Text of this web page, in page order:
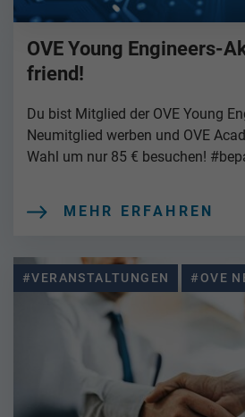
OVE Young Engineers-
friend!
Du bist Mitglied der OVE Young
Neumitglied werben und OVE
Wahl um nur 85 € besuchen!
MEHR ERFAHREN
#VERANSTALTUNGEN #OVE